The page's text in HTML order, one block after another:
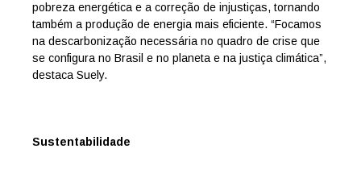
pobreza energética e a correção de injustiças, tornando
também a produção de energia mais eficiente. “Focamos
na descarbonização necessária no quadro de crise que
se configura no Brasil e no planeta e na justiça climática”,
destaca Suely.
Sustentabilidade